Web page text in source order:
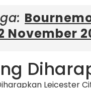
November